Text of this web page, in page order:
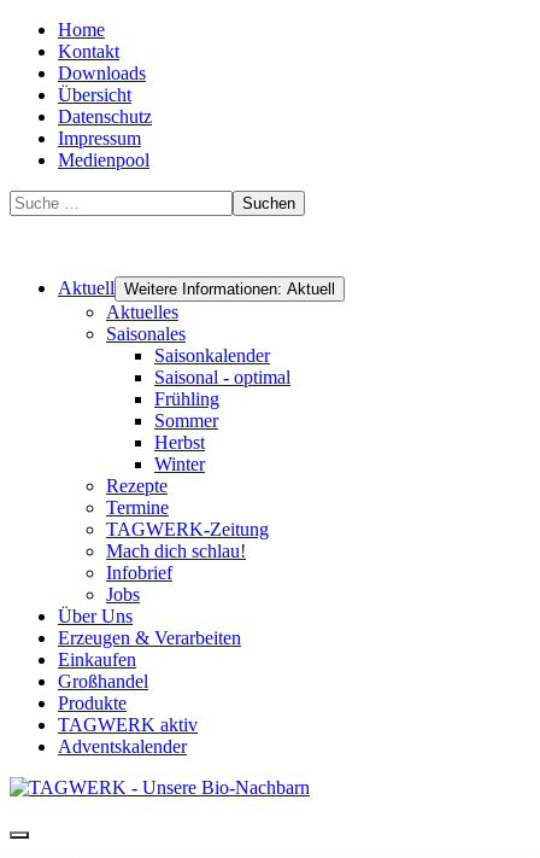
Home
Kontakt
Downloads
Übersicht
Datenschutz
Impressum
Medienpool
Suchen
Aktuell Weitere Informationen: Aktuell
Aktuelles
Saisonales
Saisonkalender
Saisonal - optimal
Frühling
Sommer
Herbst
Winter
Rezepte
Termine
TAGWERK-Zeitung
Mach dich schlau!
Infobrief
Jobs
Über Uns
Erzeugen & Verarbeiten
Einkaufen
Großhandel
Produkte
TAGWERK aktiv
Adventskalender